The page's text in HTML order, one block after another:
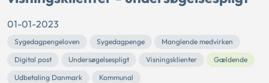
01-01-2023
Sygedagpengeloven Sygedagpenge
Manglende medvirken
Digital post
Undersøgelsespligt Visningsklienter
Gældende
Udbetaling Danmark
Kommunal